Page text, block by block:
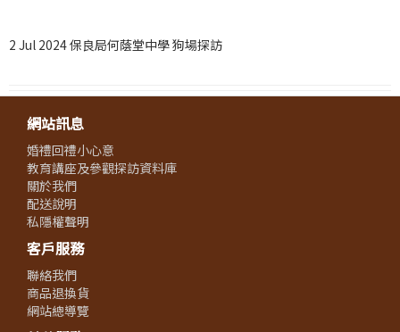
2 Jul 2024 保良局何蔭堂中學 狗場探訪
網站訊息
婚禮回禮小心意
教育講座及參觀探訪資料庫
關於我們
配送說明
私隱權聲明
客戶服務
聯絡我們
商品退換貨
網站總導覽